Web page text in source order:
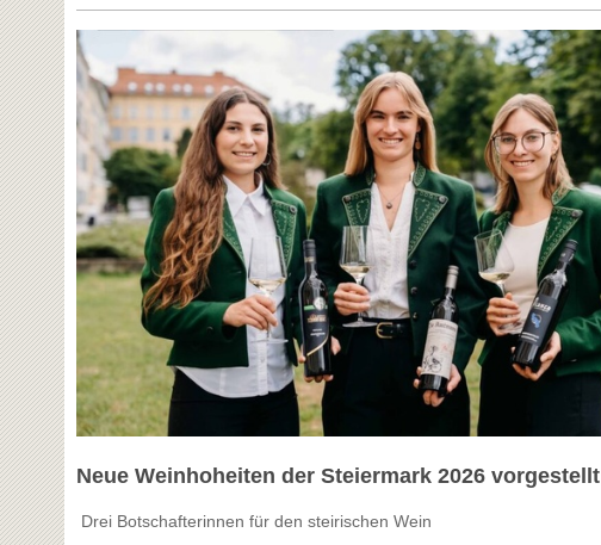
Neue Weinhoheiten der Steiermark 2026 vorgestellt
Drei Botschafterinnen für den steirischen Wein